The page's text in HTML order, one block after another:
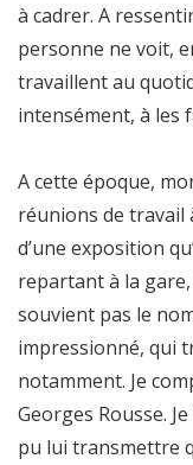
à cadrer. A
personne ne voit,
travaillent au
intensément, à les
A cette époque,
réunions de travail
d’une exposition
repartant à la
souvient pas le
impressionné, qui
notamment. Je
Georges Rousse.
pu lui transmettre